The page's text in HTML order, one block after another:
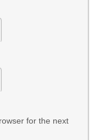
for the next